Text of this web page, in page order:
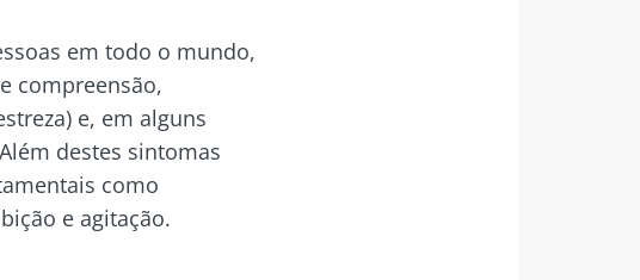
em todo o mundo,
compreensão,
e, em alguns
destes sintomas
como
e agitação.